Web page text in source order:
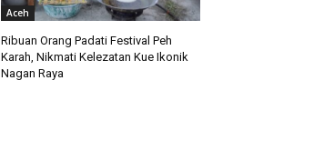
Aceh
Ribuan Orang Padati Festival Peh
Karah, Nikmati Kelezatan Kue Ikonik
Nagan Raya